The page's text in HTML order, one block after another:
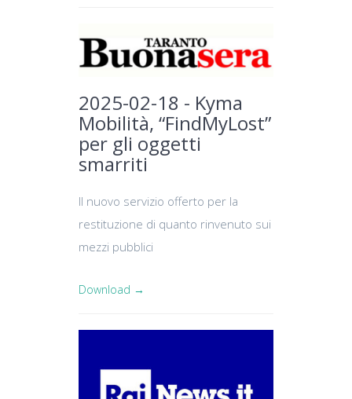
2025-02-18 - Kyma
Mobilità, “FindMyLost”
per gli oggetti
smarriti
Il nuovo servizio offerto per la
restituzione di quanto rinvenuto sui
mezzi pubblici
Download →